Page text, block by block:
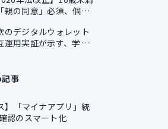
親の同意」必須、個人
実務課題
のデジタルウォレット
運用実証が示す、学習
事
】「マイナアプリ」統
認のスマート化